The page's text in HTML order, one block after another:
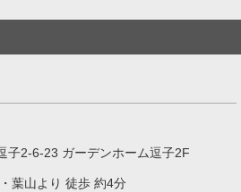
子2-6-23 ガーデンホーム逗子2F
葉山より 徒歩 約4分